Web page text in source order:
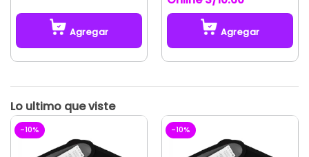
Agregar
de 5
Agregar
tiene
variantes.
Las
opciones
-10% -10%